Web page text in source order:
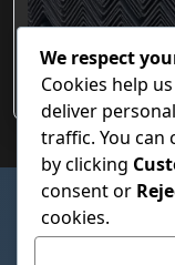
Özel Hadve
We respect
Cookies help
deliver
traffic. You can
by clicking
consent or
cookies.